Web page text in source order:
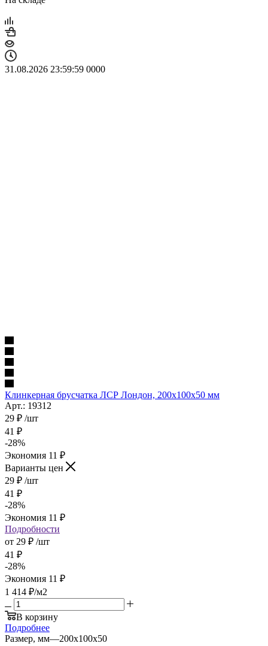
31.08.2026 23:59:59 0000
Клинкерная брусчатка ЛСР Лондон, 200x100x50 мм
Арт.: 19312
29 ₽ /шт
41 ₽
-28%
Экономия 11 ₽
Варианты цен
29 ₽ /шт
41 ₽
-28%
Экономия 11 ₽
Подробности
от 29 ₽ /шт
41 ₽
-28%
Экономия 11 ₽
1 414 ₽/м2
В корзину
Подробнее
Размер, мм—200х100х50